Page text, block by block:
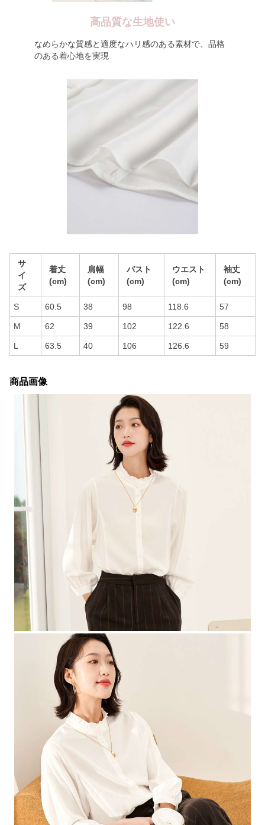
高品質な生地使い
なめらかな質感と適度なハリ感のある素材で、品格
のある着心地を実現
サ
イ
ズ
着丈
(cm)
肩幅
(cm)
バスト
(cm)
ウエスト
(cm)
袖丈
(cm)
S 60.5 38 98 118.6 57
M 62 39 102 122.6 58
L 63.5 40 106 126.6 59
商品画像